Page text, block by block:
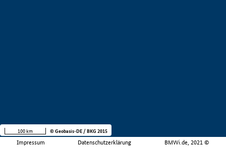
Impressum Datenschutzerklärung BMWi.de, 2021 ©
100 km © Geobasis-DE / BKG 2015